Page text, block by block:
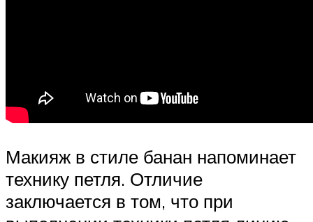
Макияж в стиле банан напоминает
технику петля. Отличие
заключается в том, что при